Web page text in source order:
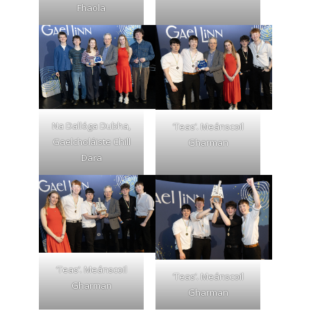
Fhaola
Na Dallóga Dubha,
Gaelcholáiste Chill
Dara
‘Teas’. Meánscoil
Gharman
‘Teas’. Meánscoil
Gharman
‘Teas’. Meánscoil
Gharman